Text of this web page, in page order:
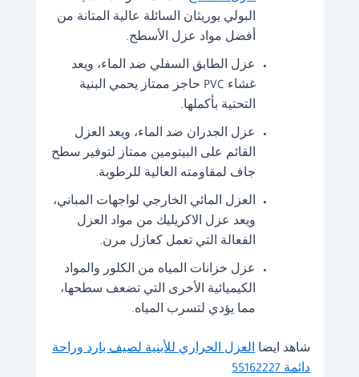
البولي يوريثان السائلة عالية المتانة من
أفضل مواد عزل الأسطح.
عزل الطابق السفلي ضد الماء، ويعد
غشاء PVC حاجز ممتاز يحمي البنية
التحتية بأكملها.
عزل الجدران ضد الماء، ويعد العزل
القائم على البيتومين ممتاز لتوفير سطح
جاف لمقاومته العالية للرطوبة.
العزل المائي الخارجي لواجهات المباني،
ويعد عزل الاكريليك من مواد العزل
الفعالة التي تعمل كعازل مرن.
عزل خزانات المياه من الكلور والمواد
الكيميائية الأخرى التي تضعف سطحها،
مما يؤدي لتسرب المياه.
شاهد ايضاالعزل الحراري للأبنية لصيف بارد وراحة
دائمة 55162227